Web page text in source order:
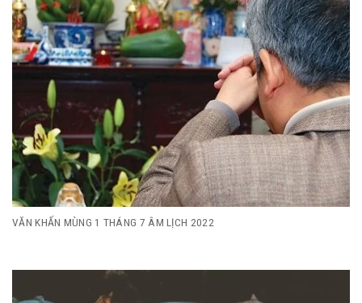
VĂN KHẤN MÙNG 1 THÁNG 7 ÂM LỊCH 2022